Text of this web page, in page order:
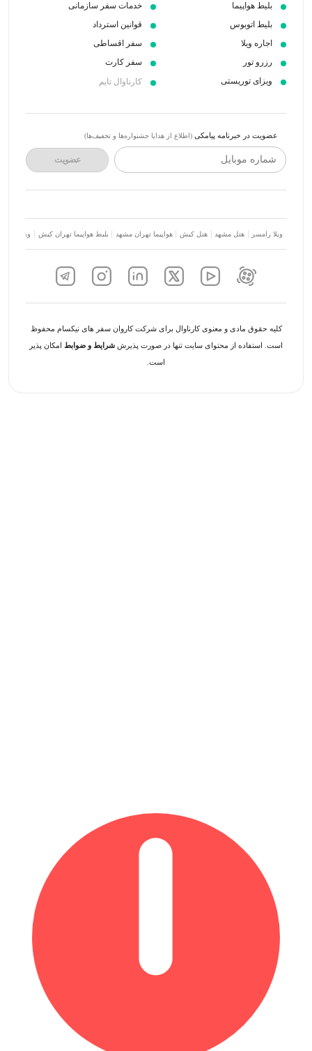
بلیط هواپیما
بلیط اتوبوس
اجاره ویلا
رزرو تور
ویزای توریستی
خدمات سفر سازمانی
قوانین استرداد
سفر اقساطی
سفر کارت
کارناوال تایم
عضویت در خبرنامه پیامکی (اطلاع از هدایا جشنواره‌ها و تخفیف‌ها)
شماره موبایل عضویت
ویلا رامسر هتل مشهد هتل کیش هواپیما تهران مشهد بلیط هواپیما تهران کیش ویلا شمال
کلیه حقوق مادی و معنوی کارناوال برای شرکت کاروان سفر های نیکسام محفوظ
است. استفاده از محتوای سایت تنها در صورت پذیرش شرایط و ضوابط امکان پذیر
است.